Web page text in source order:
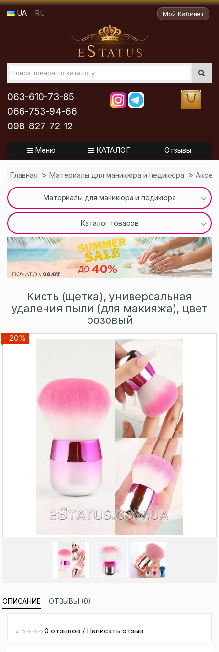
UA RU Мой Кабинет
063-610-73-85
066-753-94-66
098-827-72-12
Меню КАТАЛОГ Отзывы
Главная Материалы для маникюра и педикюра
Материалы для маникюра и педикюра
Каталог товаров
Кисть (щетка), универсальная
удаления пыли (для макияжа), цвет
розовый
- 20%
ОПИСАНИЕ ОТЗЫВЫ (0)
0 отзывов / Написать отзыв